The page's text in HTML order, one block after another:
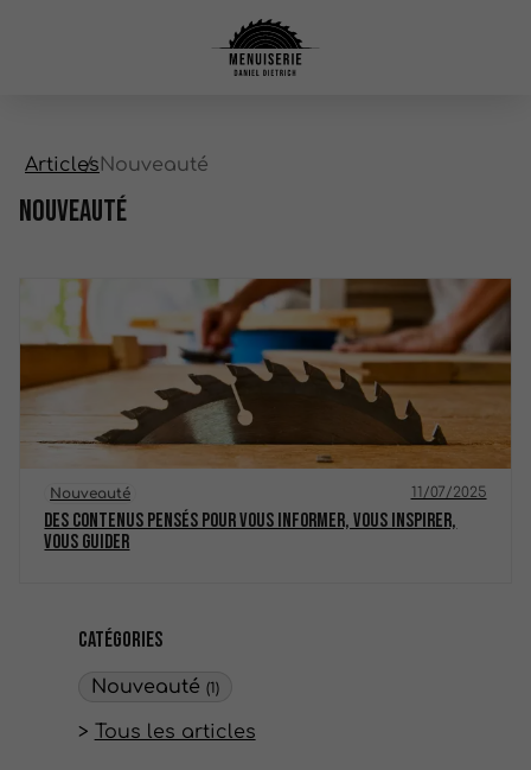
Catégories
Nouveauté (1)
Tous les articles
Articles Nouveauté
Nouveauté
Nouveauté 11/07/2025
Des contenus pensés pour vous informer, vous inspirer,
vous guider